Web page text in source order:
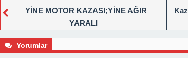
YİNE MOTOR KAZASI;YİNE AĞIR
YARALI
Yorumlar